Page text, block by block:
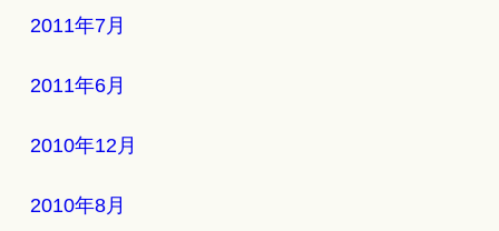
2011年7月
2011年6月
2010年12月
2010年8月